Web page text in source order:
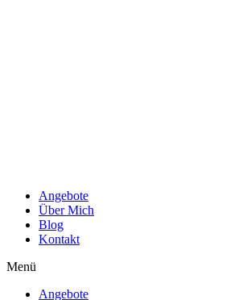
Angebote
Über Mich
Blog
Kontakt
Menü
Angebote